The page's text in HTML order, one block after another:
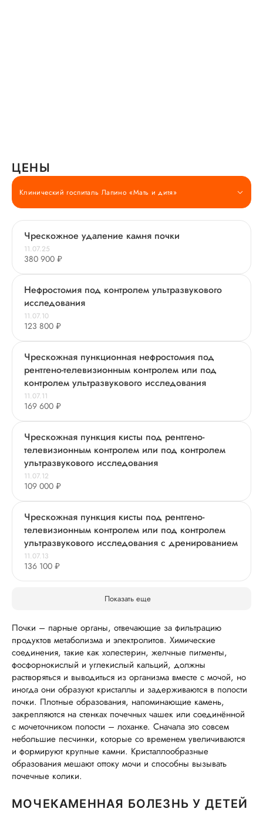
ЦЕНЫ
Клинический госпиталь Лапино «Мать и дитя»
Чрескожное удаление камня почки
11.07.25
380 900 ₽
Нефростомия под контролем ультразвукового
исследования
11.07.10
123 800 ₽
Чрескожная пункционная нефростомия под
рентгено-телевизионным контролем или под
контролем ультразвукового исследования
11.07.11
169 600 ₽
Чрескожная пункция кисты под рентгено-
телевизионным контролем или под контролем
ультразвукового исследования
11.07.12
109 000 ₽
Чрескожная пункция кисты под рентгено-
телевизионным контролем или под контролем
ультразвукового исследования с дренированием
11.07.13
136 100 ₽
Показать еще
Почки – парные органы, отвечающие за фильтрацию
продуктов метаболизма и электролитов. Химические
соединения, такие как холестерин, желчные пигменты,
фосфорнокислый и углекислый кальций, должны
растворяться и выводиться из организма вместе с мочой, но
иногда они образуют кристаллы и задерживаются в полости
почки. Плотные образования, напоминающие камень,
закрепляются на стенках почечных чашек или соединённой
с мочеточником полости – лоханке. Сначала это совсем
небольшие песчинки, которые со временем увеличиваются
и формируют крупные камни. Кристаллообразные
образования мешают оттоку мочи и способны вызывать
почечные колики.
МОЧЕКАМЕННАЯ БОЛЕЗНЬ У ДЕТЕЙ